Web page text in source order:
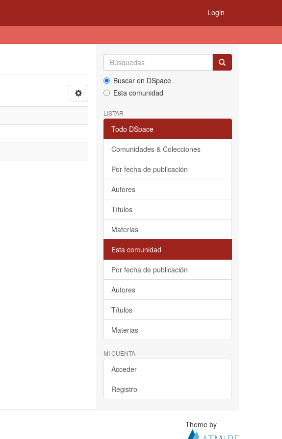
Login
Buscar en DSpace
Esta comunidad
LISTAR
Todo DSpace
Comunidades & Colecciones
Por fecha de publicación
Autores
Títulos
Materias
Esta comunidad
Por fecha de publicación
Autores
Títulos
Materias
MI CUENTA
Acceder
Registro
Theme by